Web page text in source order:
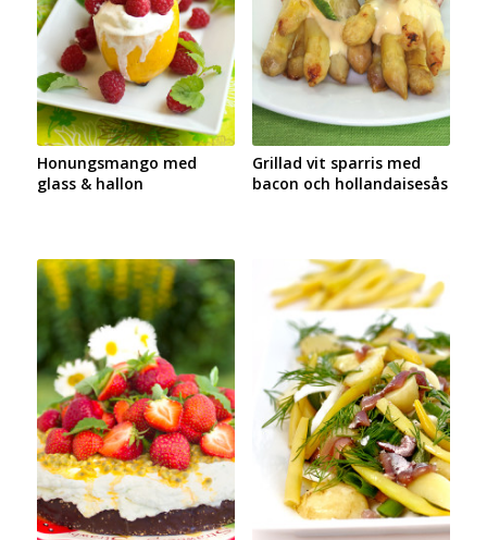
Honungsmango med
glass & hallon
Grillad vit sparris med
bacon och hollandaisesås